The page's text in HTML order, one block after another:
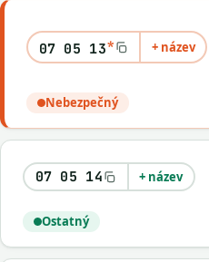
07 05 13* + název
Nebezpečný
07 05 14 + název
Ostatný